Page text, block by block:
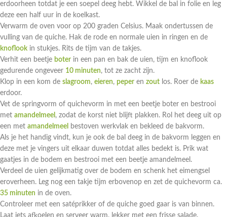
erdoorheen totdat je een soepel deeg hebt. Wikkel de bal in folie en leg
deze een half uur in de koelkast.
Verwarm de oven voor op 200 graden Celsius. Maak ondertussen de
vulling van de quiche. Hak de rode en normale uien in ringen en de
knoflook in stukjes. Rits de tijm van de takjes.
Verhit een beetje boter in een pan en bak de uien, tijm en knoflook
gedurende ongeveer 10 minuten, tot ze zacht zijn.
Klop in een kom de slagroom, eieren, peper en zout los. Roer de kaas
erdoor.
Vet de springvorm of quichevorm in met een beetje boter en bestrooi
met amandelmeel , zodat de korst niet blijft plakken. Rol het deeg uit op
een met amandelmeel
bestoven werkvlak en bekleed de bakvorm.
Als je het handig vindt, kun je ook de bal deeg in de bakvorm leggen en
deze met je vingers uit elkaar duwen totdat alles bedekt is. Prik wat
gaatjes in de bodem en bestrooi met een beetje amandelmeel.
Verdeel de uien gelijkmatig over de bodem en schenk het eimengsel
eroverheen. Leg nog een takje tijm erbovenop en zet de quichevorm ca.
35 minuten in de oven.
Controleer met een satéprikker of de quiche goed gaar is van binnen.
Laat iets afkoelen en serveer warm, lekker met een frisse salade.